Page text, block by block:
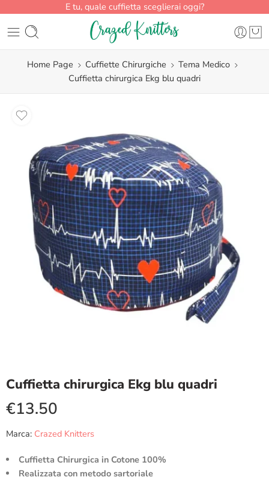
E tu, quale cuffietta sceglierai oggi?
Home Page Cuffiette Chirurgiche
Tema Medico
Cuffietta chirurgica Ekg blu quadri
Cuffietta chirurgica Ekg blu quadri
€13.50
Marca: Crazed Knitters
Cuffietta Chirurgica in Cotone 100%
Realizzata con metodo sartoriale